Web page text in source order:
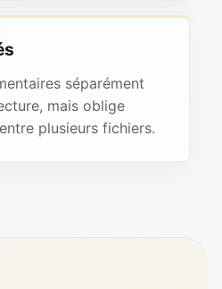
séparément
mais oblige
plusieurs fichiers.